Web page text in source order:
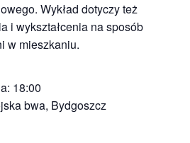
Wykład dotyczy też
i wykształcenia na sposób
w mieszkaniu.
18:00
bwa, Bydgoszcz